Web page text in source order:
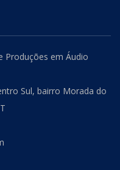
Produções em Áudio
Sul, bairro Morada do